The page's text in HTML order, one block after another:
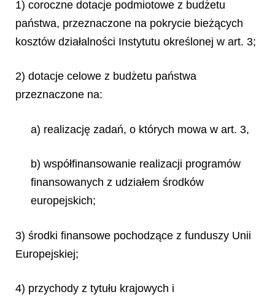
1) coroczne dotacje podmiotowe z budżetu
państwa, przeznaczone na pokrycie bieżących
kosztów działalności Instytutu określonej w art. 3;
2) dotacje celowe z budżetu państwa
przeznaczone na:
a) realizację zadań, o których mowa w art. 3,
b) współfinansowanie realizacji programów
finansowanych z udziałem środków
europejskich;
3) środki finansowe pochodzące z funduszy Unii
Europejskiej;
4) przychody z tytułu krajowych i